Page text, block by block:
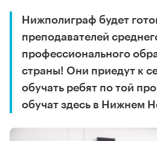
Нижполиграф будет
преподавателей
профессионального
страны! Они приедут к
обучать ребят по той
обучат здесь в Нижнем